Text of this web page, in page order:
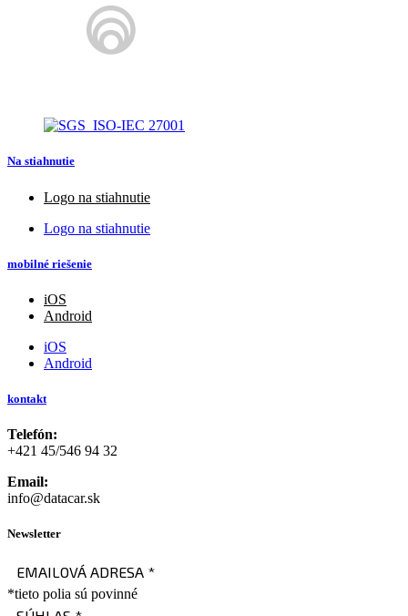
Na stiahnutie
Logo na stiahnutie
Logo na stiahnutie
mobilné riešenie
iOS
Android
iOS
Android
kontakt
Telefón:
+421 45/546 94 32
Email:
info@datacar.sk
Newsletter
EMAILOVÁ ADRESA *
*tieto polia sú povinné